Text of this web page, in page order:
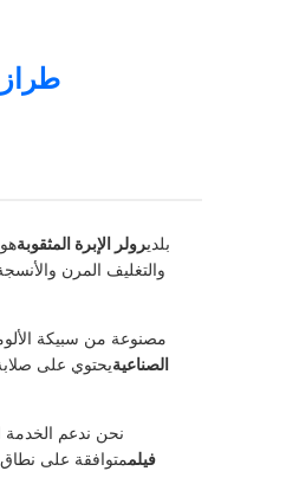
طراز
بلديرولر الإبرة المثقوبة
والتغليف المرن
مصنوعة من سبيكة
الصناعيةيحتوي على
نحن ندعم الخدمة
فيلممتوافقة على نطاق